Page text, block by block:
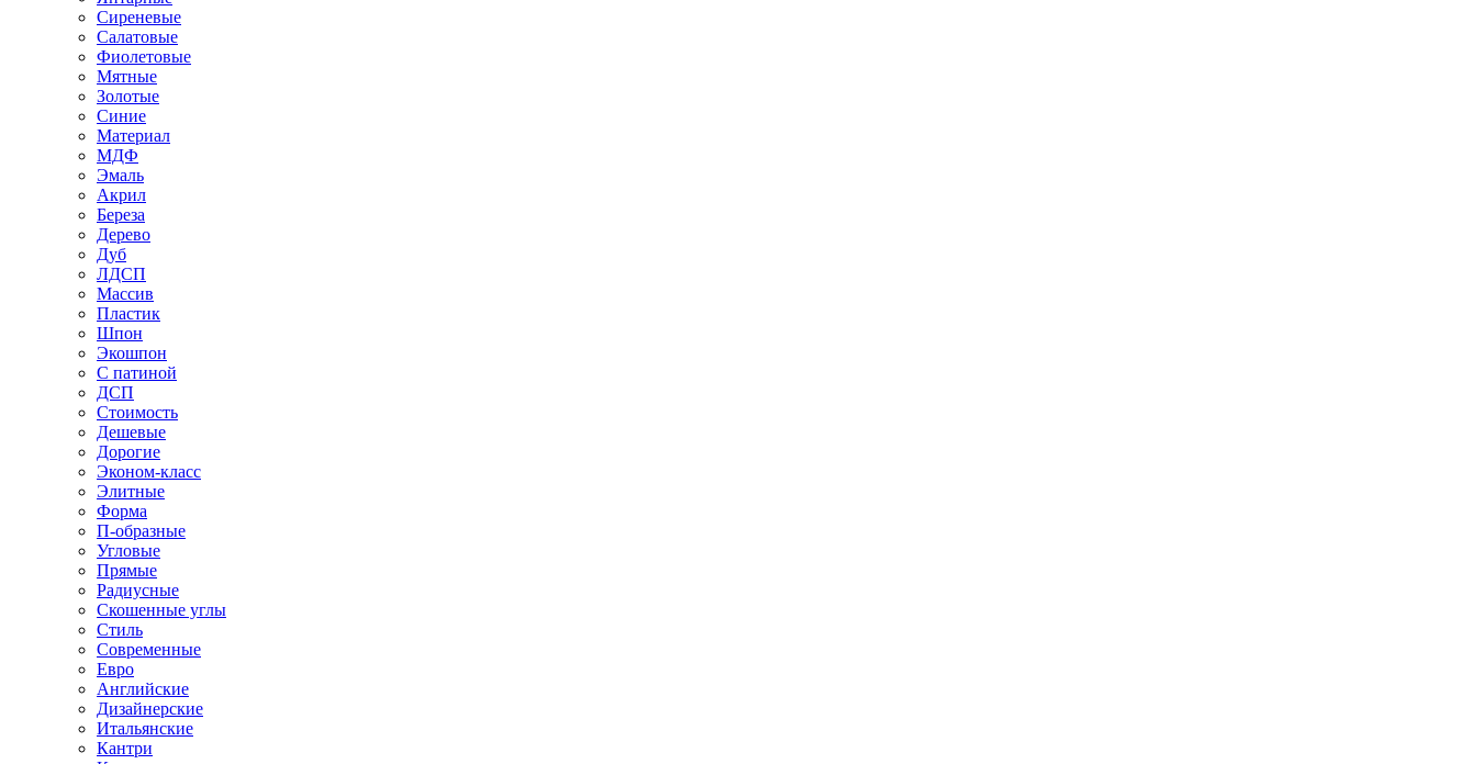
Сиреневые
Салатовые
Фиолетовые
Мятные
Золотые
Синие
Материал
МДФ
Эмаль
Акрил
Береза
Дерево
Дуб
ЛДСП
Массив
Пластик
Шпон
Экошпон
С патиной
ДСП
Стоимость
Дешевые
Дорогие
Эконом-класс
Элитные
Форма
П-образные
Угловые
Прямые
Радиусные
Скошенные углы
Стиль
Современные
Евро
Английские
Дизайнерские
Итальянские
Кантри